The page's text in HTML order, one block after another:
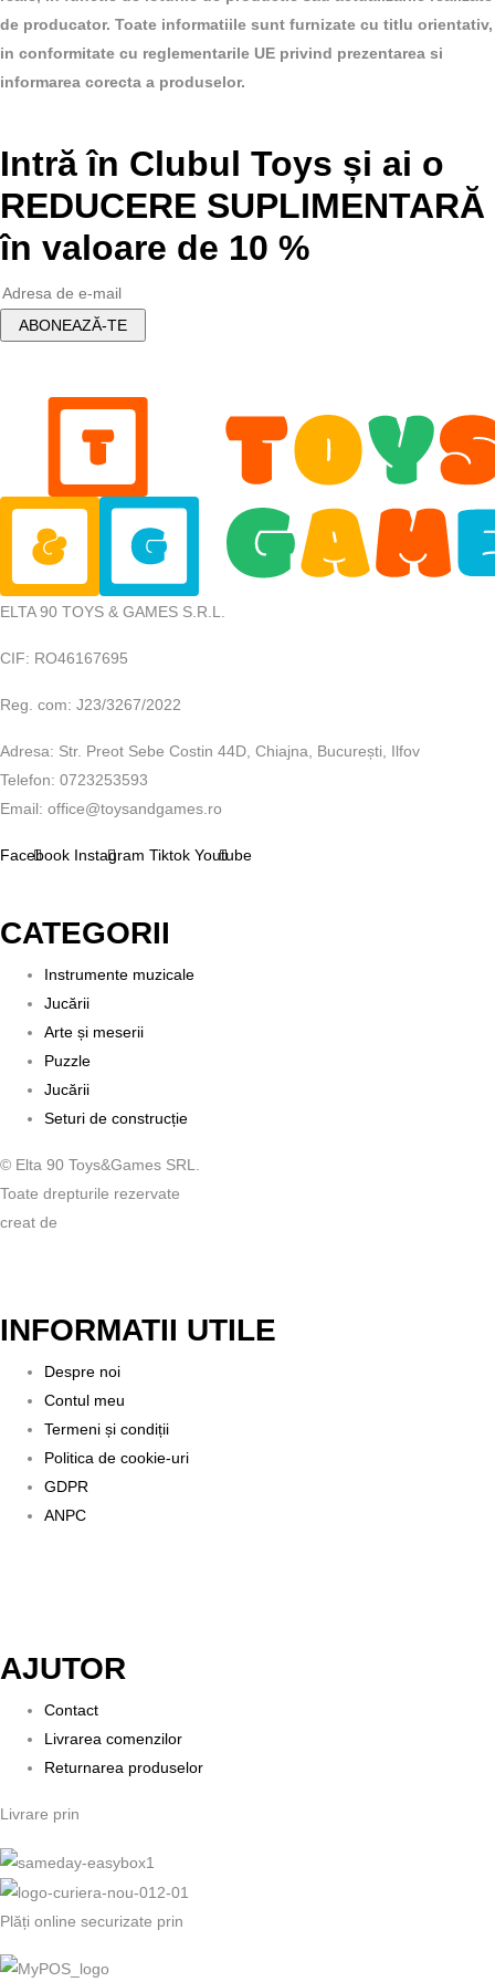
de producator. Toate informatiile sunt furnizate cu titlu orientativ,
in conformitate cu reglementarile UE privind prezentarea si
informarea corecta a produselor.
Intră în Clubul Toys și ai o
REDUCERE SUPLIMENTARĂ
în valoare de 10 %
ELTA 90 TOYS & GAMES S.R.L.
CIF: RO46167695
Reg. com: J23/3267/2022
Adresa: Str. Preot Sebe Costin 44D, Chiajna, București, Ilfov
Telefon: 0723253593
Email: office@toysandgames.ro
Facebook Instagram Tiktok Youtube
CATEGORII
Instrumente muzicale
Jucării
Arte și meserii
Puzzle
Jucării
Seturi de construcție
© Elta 90 Toys&Games SRL.
Toate drepturile rezervate
creat de
INFORMATII UTILE
Despre noi
Contul meu
Termeni și condiții
Politica de cookie-uri
GDPR
ANPC
AJUTOR
Contact
Livrarea comenzilor
Returnarea produselor
Livrare prin
Plăți online securizate prin